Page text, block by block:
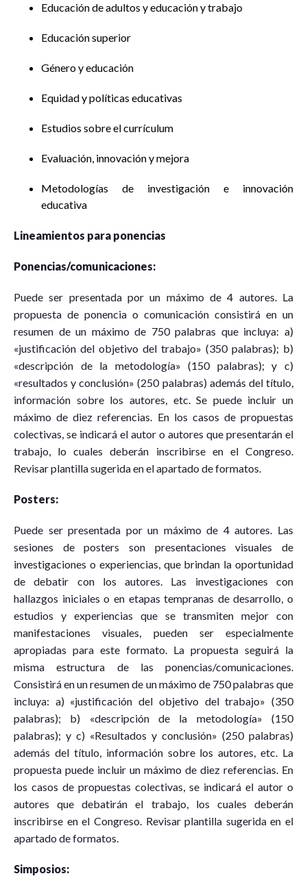
Educación de adultos y educación y trabajo
Educación superior
Género y educación
Equidad y políticas educativas
Estudios sobre el currículum
Evaluación, innovación y mejora
Metodologías de investigación e innovación
educativa
Lineamientos para ponencias
Ponencias/comunicaciones:
Puede ser presentada por un máximo de 4 autores. La
propuesta de ponencia o comunicación consistirá en un
resumen de un máximo de 750 palabras que incluya: ​​a)
«justificación del objetivo del trabajo» (350 palabras); b)
«descripción de la metodología» (150 palabras); y c)
«resultados y conclusión» (250 palabras) además del título,
información sobre los autores, etc. Se puede incluir un
máximo de diez referencias. En los casos de propuestas
colectivas, se indicará el autor o autores que presentarán el
trabajo, lo cuales deberán inscribirse en el Congreso.
Revisar plantilla sugerida en el apartado de formatos.
Posters:
Puede ser presentada por un máximo de 4 autores. Las
sesiones de posters son presentaciones visuales de
investigaciones o experiencias, que brindan la oportunidad
de debatir con los autores. Las investigaciones con
hallazgos iniciales o en etapas tempranas de desarrollo, o
estudios y experiencias que se transmiten mejor con
manifestaciones visuales, pueden ser especialmente
apropiadas para este formato. La propuesta seguirá la
misma estructura de las ponencias/comunicaciones.
Consistirá en un resumen de un máximo de 750 palabras que
incluya: ​​a) «justificación del objetivo del trabajo» (350
palabras); b) «descripción de la metodología» (150
palabras); y c) «Resultados y conclusión» (250 palabras)
además del título, información sobre los autores, etc. La
propuesta puede incluir un máximo de diez referencias. En
los casos de propuestas colectivas, se indicará el autor o
autores que debatirán el trabajo, los cuales deberán
inscribirse en el Congreso. Revisar plantilla sugerida en el
apartado de formatos.
Simposios: